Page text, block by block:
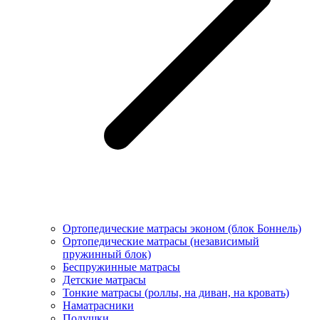
Ортопедические матрасы эконом (блок Боннель)
Ортопедические матрасы (независимый
пружинный блок)
Беcпружинные матрасы
Детские матрасы
Тонкие матрасы (роллы, на диван, на кровать)
Наматрасники